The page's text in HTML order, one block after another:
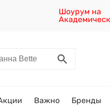
Шоурум на
Важно Бренды